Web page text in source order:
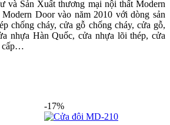
Sản Xuất thương mại nội thất Modern
Door vào năm 2010 với dòng sản
chống cháy, cửa gỗ chống cháy, cửa gỗ,
nhựa Hàn Quốc, cửa nhựa lõi thép, cửa
cấp…